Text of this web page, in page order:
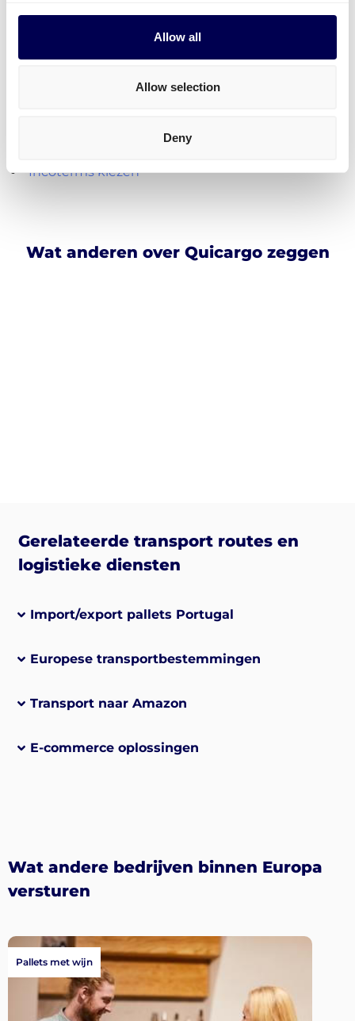
Allow all
Allow selection
Deny
Handige logistieke tools en
Kubieke meters berekenen
Incoterms kiezen
Wat anderen over Quicargo zeggen
Gerelateerde transport routes en
logistieke diensten
Import/export pallets Portugal
Europese transportbestemmingen
Transport naar Amazon
E-commerce oplossingen
Wat andere bedrijven binnen Europa
versturen
Pallets met wijn